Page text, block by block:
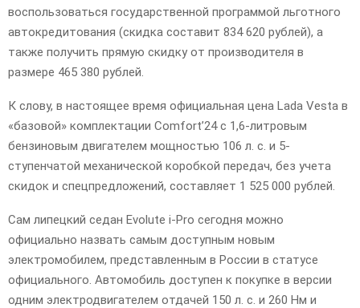
воспользоваться государственной программой льготного
автокредитования (скидка составит 834 620 рублей), а
также получить прямую скидку от производителя в
размере 465 380 рублей.
К слову, в настоящее время официальная цена Lada Vesta в
«базовой» комплектации Comfort’24 с 1,6-литровым
бензиновым двигателем мощностью 106 л. с. и 5-
ступенчатой механической коробкой передач, без учета
скидок и спецпредложений, составляет 1 525 000 рублей.
Сам липецкий седан Evolute i-Pro сегодня можно
официально назвать самым доступным новым
электромобилем, представленным в России в статусе
официального. Автомобиль доступен к покупке в версии
одним электродвигателем отдачей 150 л. с. и 260 Нм и